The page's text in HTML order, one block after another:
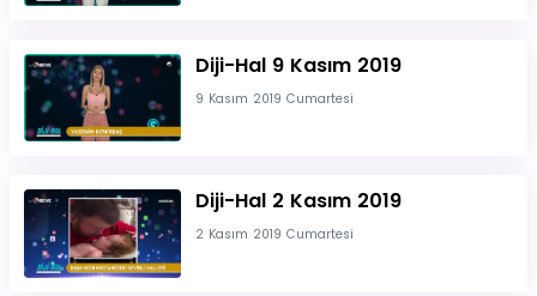
Diji-Hal 9 Kasım 2019
9 Kasım 2019 Cumartesi
Diji-Hal 2 Kasım 2019
2 Kasım 2019 Cumartesi